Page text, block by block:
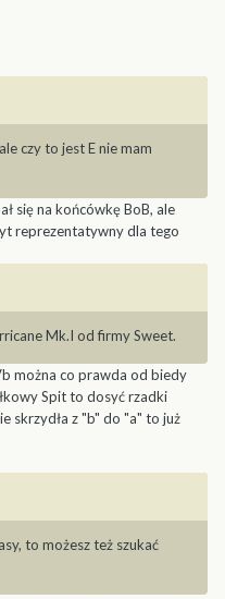
czy to jest E nie mam
się na końcówkę BoB, ale
reprezentatywny dla tego
Mk.I od firmy Sweet.
można co prawda od biedy
Spit to dosyć rzadki
skrzydła z "b" do "a" to już
to możesz też szukać